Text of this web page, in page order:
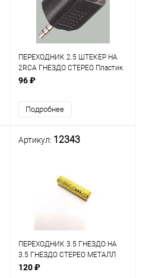
ПЕРЕХОДНИК 2.5 ШТЕКЕР НА
2RCA ГНЕЗДО СТЕРЕО Пластик
(2-195)
96 ₽
Подробнее
Артикул: 12343
ПЕРЕХОДНИК 3.5 ГНЕЗДО НА
3.5 ГНЕЗДО СТЕРЕО МЕТАЛЛ
120 ₽